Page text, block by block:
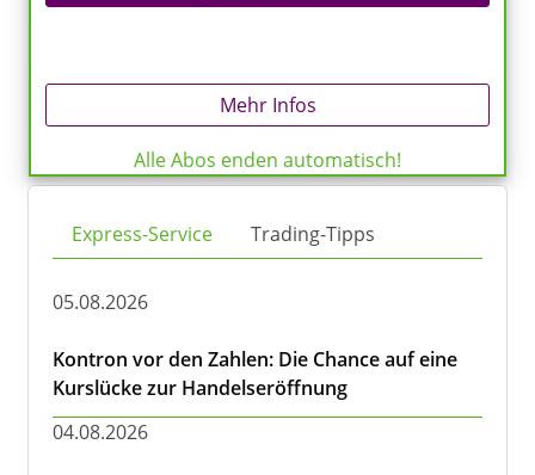
Mehr Infos
Alle Abos enden automatisch!
Express-Service Trading-Tipps
05.08.2026
Kontron vor den Zahlen: Die Chance auf eine
Kurslücke zur Handelseröffnung
04.08.2026